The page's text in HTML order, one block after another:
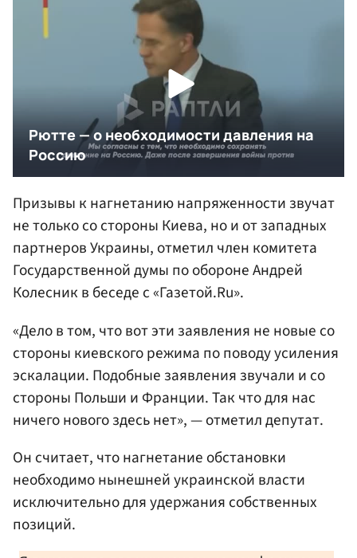
Призывы к нагнетанию напряженности звучат
не только со стороны Киева, но и от западных
партнеров Украины, отметил член комитета
Государственной думы по обороне Андрей
Колесник в беседе с «Газетой.Ru».
«Дело в том, что вот эти заявления не новые со
стороны киевского режима по поводу усиления
эскалации. Подобные заявления звучали и со
стороны Польши и Франции. Так что для нас
ничего нового здесь нет», — отметил депутат.
Он считает, что нагнетание обстановки
необходимо нынешней украинской власти
исключительно для удержания собственных
позиций.